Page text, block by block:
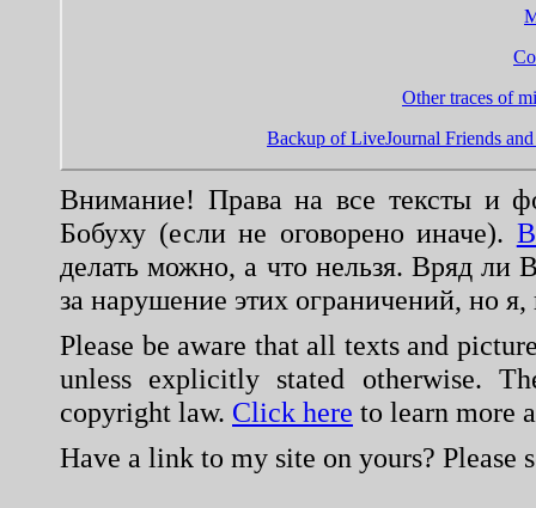
Other traces of
Backup of LiveJournal Friends
Внимание! Права на все тексты и
Бобуху (если не оговорено иначе).
делать можно, а что нельзя. Вряд ли
за нарушение этих ограничений, но
Please be aware that all texts and
unless explicitly stated otherwise.
copyright law. Click here to learn more
Have a link to my site on yours? Please